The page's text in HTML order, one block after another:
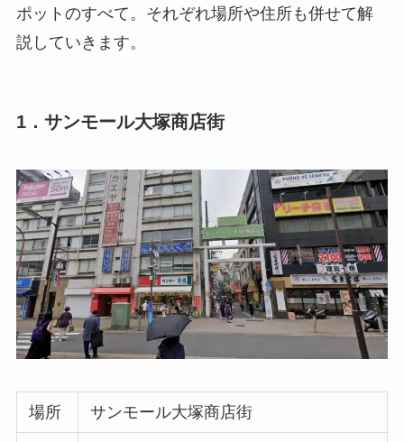
ポットのすべて。それぞれ場所や住所も併せて解
説していきます。
1．サンモール大塚商店街
場所 サンモール大塚商店街